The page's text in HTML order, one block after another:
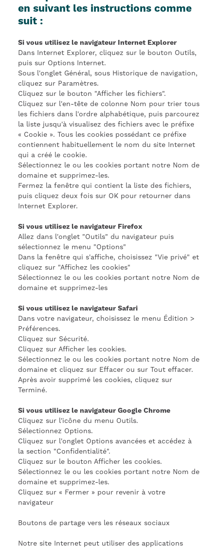
en suivant les instructions comme
suit :
Si vous utilisez le navigateur Internet Explorer
Dans Internet Explorer, cliquez sur le bouton Outils,
puis sur Options Internet.
Sous l'onglet Général, sous Historique de navigation,
cliquez sur Paramètres.
Cliquez sur le bouton "Afficher les fichiers".
Cliquez sur l'en-tête de colonne Nom pour trier tous
les fichiers dans l'ordre alphabétique, puis parcourez
la liste jusqu'à visualisez des fichiers avec le préfixe
« Cookie ». Tous les cookies possédant ce préfixe
contiennent habituellement le nom du site Internet
qui a créé le cookie.
Sélectionnez le ou les cookies portant notre Nom de
domaine et supprimez-les.
Fermez la fenêtre qui contient la liste des fichiers,
puis cliquez deux fois sur OK pour retourner dans
Internet Explorer.
Si vous utilisez le navigateur Firefox
Allez dans l'onglet "Outils" du navigateur puis
sélectionnez le menu "Options"
Dans la fenêtre qui s'affiche, choisissez "Vie privé" et
cliquez sur "Affichez les cookies"
Sélectionnez le ou les cookies portant notre Nom de
domaine et supprimez-les
Si vous utilisez le navigateur Safari
Dans votre navigateur, choisissez le menu Édition >
Préférences.
Cliquez sur Sécurité.
Cliquez sur Afficher les cookies.
Sélectionnez le ou les cookies portant notre Nom de
domaine et cliquez sur Effacer ou sur Tout effacer.
Après avoir supprimé les cookies, cliquez sur
Terminé.
Si vous utilisez le navigateur Google Chrome
Cliquez sur l'icône du menu Outils.
Sélectionnez Options.
Cliquez sur l'onglet Options avancées et accédez à
la section "Confidentialité".
Cliquez sur le bouton Afficher les cookies.
Sélectionnez le ou les cookies portant notre Nom de
domaine et supprimez-les.
Cliquez sur « Fermer » pour revenir à votre
navigateur
Boutons de partage vers les réseaux sociaux
Notre site Internet peut utiliser des applications